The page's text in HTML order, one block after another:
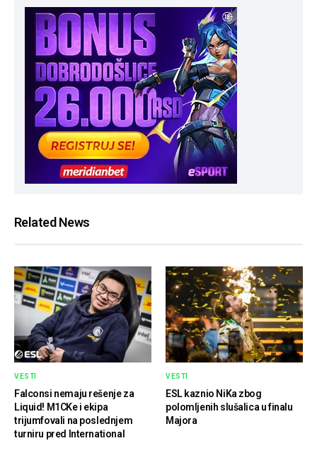
Related News
VESTI
Falconsi nemaju rešenje za
Liquid! M1CKe i ekipa
trijumfovali na poslednjem
turniru pred International
VESTI
ESL kaznio NiKa zbog
polomljenih slušalica u finalu
Majora